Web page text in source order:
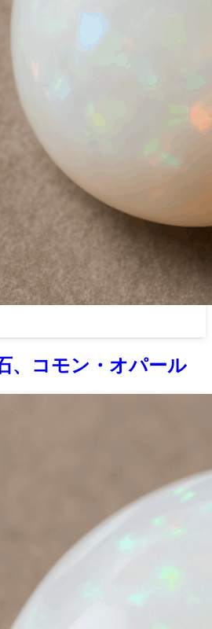
、コモン・オパール